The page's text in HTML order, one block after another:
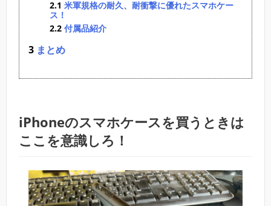
米軍規格の耐久、耐衝撃に優れたスマホケー
ス！
付属品紹介
まとめ
iPhoneのスマホケースを買うときは
ここを意識しろ！